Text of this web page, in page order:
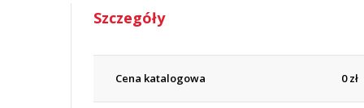
Szczegóły
Cena katalogowa 0zł